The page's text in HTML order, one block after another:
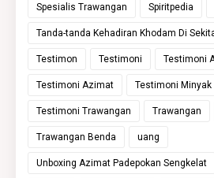
Spesialis Trawangan Spiritpedia
Tanda-tanda Kehadiran Khodam Di
Testimon Testimoni Testimoni
Testimoni Azimat Testimoni Minyak
Testimoni Trawangan Trawangan
Trawangan Benda uang
Unboxing Azimat Padepokan Sengkelat